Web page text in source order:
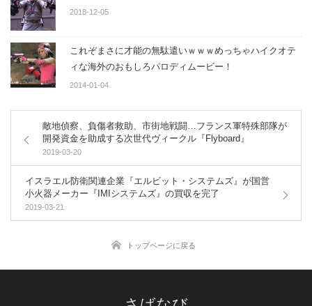
2018-12-05
これぞまさに才能の無駄遣いｗｗｗめっちゃハイクオテ
ィな海外のおもしろパロディムービー！
2014-01-04
敵地偵察、負傷者救助、市街地戦闘…フランス軍特殊部隊が
開発資金を助成する次世代ヴィークル『Flyboard』
2019-03-20
イスラエル防衛関連企業『エルビット・システムズ』が国営
小火器メーカー『IMIシステムズ』の買収を完了
2019-03-21
トップページに戻る